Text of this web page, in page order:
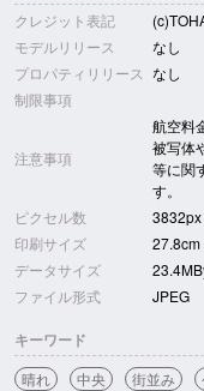
クレジット表記
モデルリリース
なし
プロパティリリース なし
制限事項
注意事項
航空料
被写体
等に関
す。
ピクセル数
印刷サイズ
データサイズ
ファイル形式
JPEG
キーワード
晴れ 中央 街並み